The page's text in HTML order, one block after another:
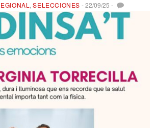
,SELECCIONES -22/09/25 -